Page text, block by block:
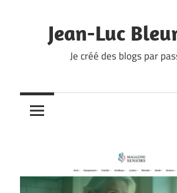
contentJean-Luc
Je créé des blogs par